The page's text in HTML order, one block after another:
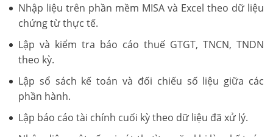
Nhập liệu trên phần mềm MISA và Excel theo dữ liệu
chứng từ thực tế.
Lập và kiểm tra báo cáo thuế GTGT, TNCN, TNDN
theo kỳ.
Lập sổ sách kế toán và đối chiếu số liệu giữa các
phần hành.
Lập báo cáo tài chính cuối kỳ theo dữ liệu đã xử lý.